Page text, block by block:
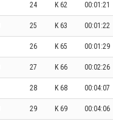
24 K 62 00:01:21
25 K 63 00:01:22
26 K 65 00:01:29
27 K 66 00:02:26
28 K 68 00:04:07
29 K 69 00:04:06